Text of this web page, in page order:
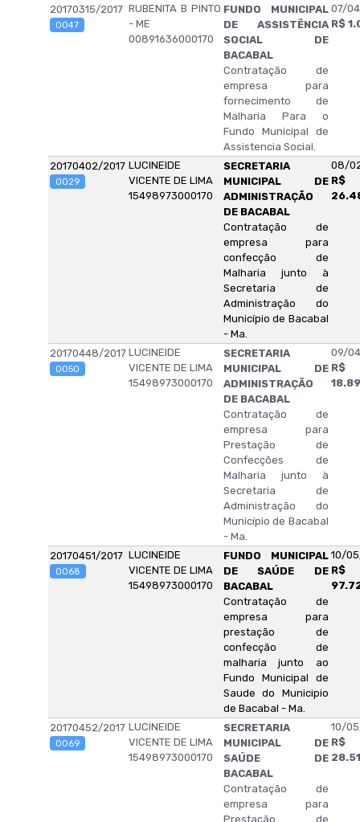
20170315/2017
0047
RUBENITA B PINTO
- ME
00891636000170
FUNDO MUNICIPAL
DE ASSISTÊNCIA
SOCIAL DE
BACABAL
Contratação de
empresa para
fornecimento de
Malharia Para o
Fundo Municipal de
Assistencia Social.
07/
R$
20170402/2017
0029
LUCINEIDE
VICENTE DE LIMA
15498973000170
SECRETARIA
MUNICIPAL DE
ADMINISTRAÇÃO
DE BACABAL
Contratação de
empresa para
confecção de
Malharia junto à
Secretaria de
Administração do
Município de Bacabal
- Ma.
08/
R$
20170448/2017
0050
LUCINEIDE
VICENTE DE LIMA
15498973000170
SECRETARIA
MUNICIPAL DE
ADMINISTRAÇÃO
DE BACABAL
Contratação de
empresa para
Prestação de
Confecções de
Malharia junto à
Secretaria de
Administração do
Município de Bacabal
- Ma.
09/
R$
20170451/2017
0068
LUCINEIDE
VICENTE DE LIMA
15498973000170
FUNDO MUNICIPAL
DE SAÚDE DE
BACABAL
Contratação de
empresa para
prestação de
confecção de
malharia junto ao
Fundo Municipal de
Saude do Municipio
de Bacabal - Ma.
10/
R$
20170452/2017
0069
LUCINEIDE
VICENTE DE LIMA
15498973000170
SECRETARIA
MUNICIPAL DE
SAÚDE DE
BACABAL
Contratação de
empresa para
Prestação de
10/
R$